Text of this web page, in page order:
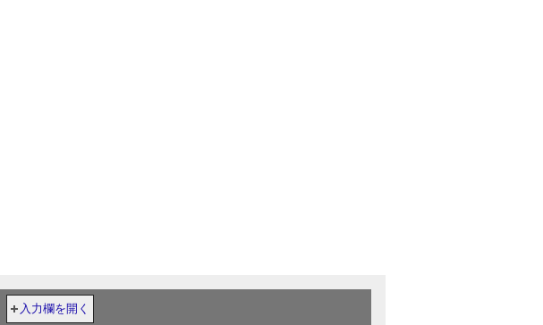
入力欄を開く